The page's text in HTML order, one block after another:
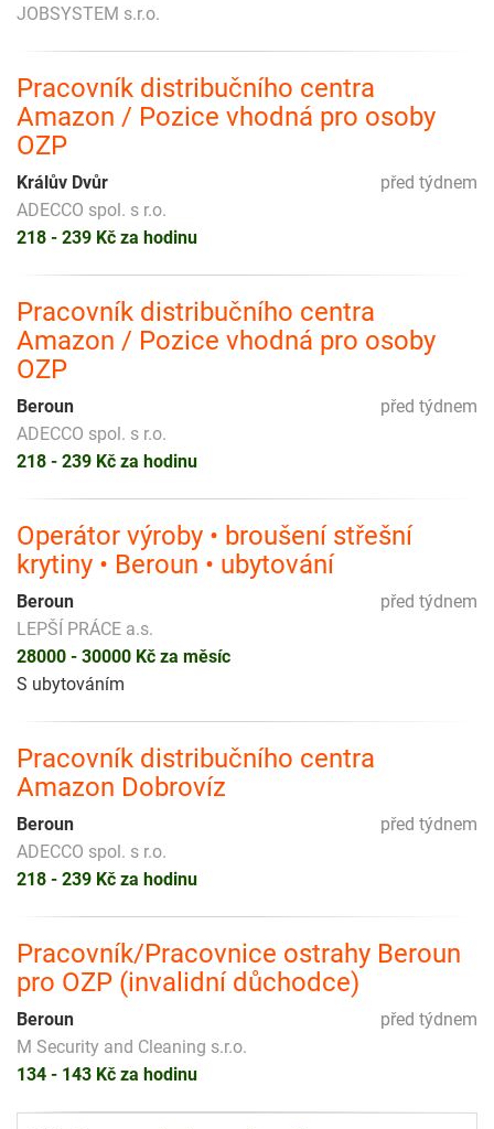
JOBSYSTEM s.r.o.
Pracovník distribučního centra
Amazon / Pozice vhodná pro osoby
OZP
před týdnem
Králův Dvůr
ADECCO spol. s r.o.
218 - 239 Kč za hodinu
Pracovník distribučního centra
Amazon / Pozice vhodná pro osoby
OZP
před týdnem
Beroun
ADECCO spol. s r.o.
218 - 239 Kč za hodinu
Operátor výroby • broušení střešní
krytiny • Beroun • ubytování
před týdnem
Beroun
LEPŠÍ PRÁCE a.s.
28000 - 30000 Kč za měsíc
S ubytováním
Pracovník distribučního centra
Amazon Dobrovíz
před týdnem
Beroun
ADECCO spol. s r.o.
218 - 239 Kč za hodinu
Pracovník/Pracovnice ostrahy Beroun
pro OZP (invalidní důchodce)
před týdnem
Beroun
M Security and Cleaning s.r.o.
134 - 143 Kč za hodinu